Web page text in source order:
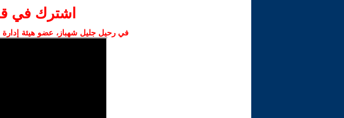
اشترك في
في رحيل جليل شهباز، عضو هيئة إدارة